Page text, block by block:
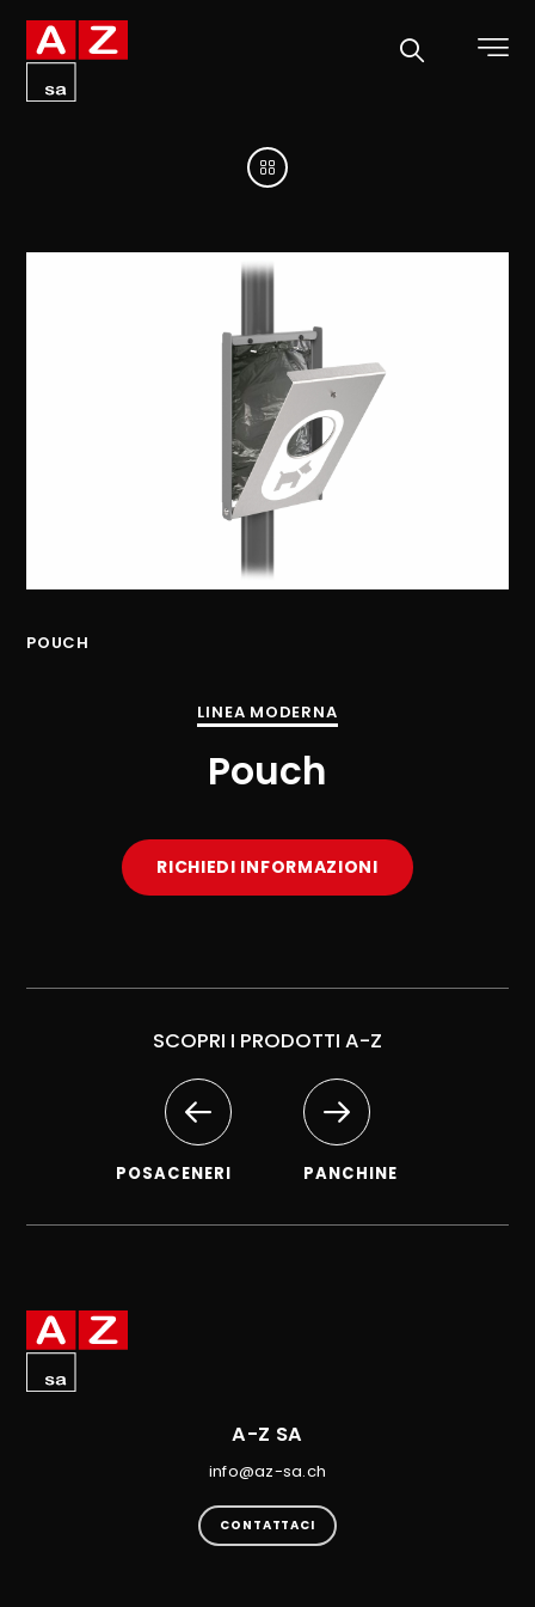
POUCH
LINEA MODERNA
Pouch
RICHIEDI INFORMAZIONI
SCOPRI I PRODOTTI A-Z
POSACENERI PANCHINE
A-Z SA
info@az-sa.ch
CONTATTACI